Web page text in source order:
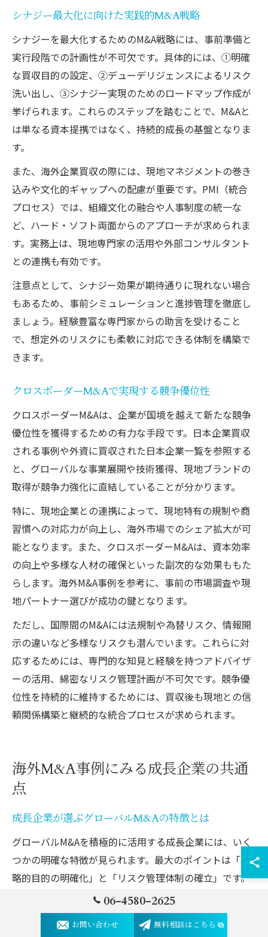
シナジー最大化に向けた実践的M&A戦略
シナジーを最大化するためのM&A戦略には、事前準備と
実行段階での計画性が不可欠です。具体的には、①明確
な買収目的の設定、②デューデリジェンスによるリスク
洗い出し、③シナジー実現のためのロードマップ作成が
挙げられます。これらのステップを踏むことで、M&Aと
は単なる資本提携ではなく、持続的成長の基盤となりま
す。
また、海外企業買収の際には、現地マネジメントの巻き
込みや文化的ギャップへの配慮が重要です。PMI（統合
プロセス）では、組織文化の融合や人事制度の統一な
ど、ハード・ソフト両面からのアプローチが求められま
す。実務上は、現地専門家の活用や外部コンサルタント
との連携も有効です。
注意点として、シナジー効果が期待通りに現れない場合
もあるため、事前シミュレーションと進捗管理を徹底し
ましょう。経験豊富な専門家からの助言を受けること
で、想定外のリスクにも柔軟に対応できる体制を構築で
きます。
クロスボーダーM&Aで実現する競争優位性
クロスボーダーM&Aは、企業が国境を越えて新たな競争
優位性を獲得するための有力な手段です。日本企業買収
される事例や外資に買収された日本企業一覧を参照する
と、グローバルな事業展開や技術獲得、現地ブランドの
取得が競争力強化に直結していることが分かります。
特に、現地企業との連携によって、現地特有の規制や商
習慣への対応力が向上し、海外市場でのシェア拡大が可
能となります。また、クロスボーダーM&Aは、資本効率
の向上や多様な人材の確保といった副次的な効果ももた
らします。海外M&A事例を参考に、事前の市場調査や現
地パートナー選びが成功の鍵となります。
ただし、国際間のM&Aには法規制や為替リスク、情報開
示の違いなど多様なリスクも潜んでいます。これらに対
応するためには、専門的な知見と経験を持つアドバイザ
ーの活用、綿密なリスク管理計画が不可欠です。競争優
位性を持続的に維持するためには、買収後も現地との信
頼関係構築と継続的な統合プロセスが求められます。
海外M&A事例にみる成長企業の共通
点
成長企業が選ぶグローバルM&Aの特徴とは
グローバルM&Aを積極的に活用する成長企業には、いく
つかの明確な特徴が見られます。最大のポイントは「戦
略的目的の明確化」と「リスク管理体制の確立」です。
これらの企業は単なる規模拡大を目指すだけでなく、新
市場への進出や技術・ノウハウの獲得といった長期的視
点での成長を重視しています。
06-4580-2625
お問い合わせ 無料相談はこちら